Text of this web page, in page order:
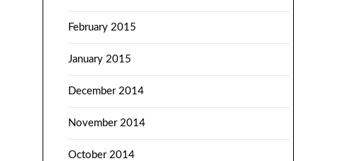
February 2015
January 2015
December 2014
November 2014
October 2014